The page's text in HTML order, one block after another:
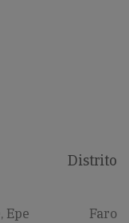
Distrito
Epe Faro